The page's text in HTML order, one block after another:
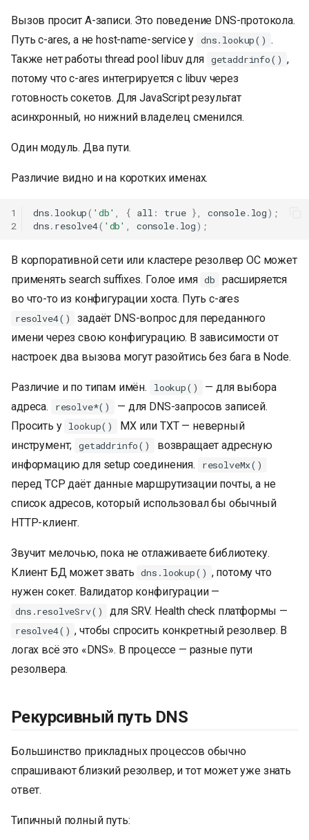
Вызов просит A-записи. Это поведение DNS-протокола.
Путь c-ares, а не host-name-service у dns.lookup() .
Также нет работы thread pool libuv для getaddrinfo() ,
потому что c-ares интегрируется с libuv через
готовность сокетов. Для JavaScript результат
асинхронный, но нижний владелец сменился.
Один модуль. Два пути.
Различие видно и на коротких именах.
1
2
dns. lookup( 'db' , { all : true }, console. log);
dns. resolve4( 'db' , console. log);
В корпоративной сети или кластере резолвер ОС может
применять search suffixes. Голое имя db
расширяется
во что-то из конфигурации хоста. Путь c-ares
resolve4()
задаёт DNS-вопрос для переданного
имени через свою конфигурацию. В зависимости от
настроек два вызова могут разойтись без бага в Node.
Различие и по типам имён. lookup()
— для выбора
адреса.
resolve*()
— для DNS-запросов записей.
Просить у lookup()
MX или TXT — неверный
инструмент; getaddrinfo()
возвращает адресную
информацию для setup соединения.
resolveMx()
перед TCP даёт данные маршрутизации почты, а не
список адресов, который использовал бы обычный
HTTP-клиент.
Звучит мелочью, пока не отлаживаете библиотеку.
Клиент БД может звать dns.lookup() , потому что
нужен сокет. Валидатор конфигурации —
dns.resolveSrv() для SRV. Health check платформы —
resolve4() , чтобы спросить конкретный резолвер. В
логах всё это «DNS». В процессе — разные пути
резолвера.
Рекурсивный путь DNS
Большинство прикладных процессов обычно
спрашивают близкий резолвер, и тот может уже знать
ответ.
Типичный полный путь: